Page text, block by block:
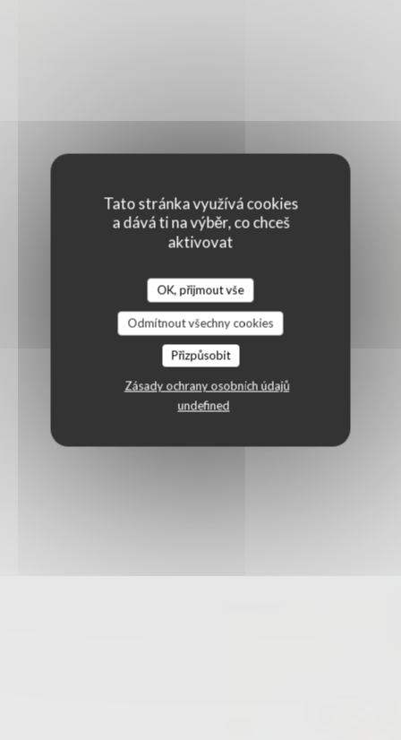
Tato stránka využívá cookies
a dává ti na výběr, co chceš
aktivovat
OK, přijmout vše
Odmítnout všechny cookies
Přizpůsobit
Zásady ochrany osobních údajů
undefined